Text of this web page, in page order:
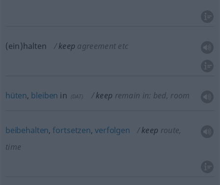
(ein)halten keep agreementetc
hüten, bleiben in (DAT) keep remain in: bed, room
beibehalten,fortsetzen,verfolgen keep route,
time